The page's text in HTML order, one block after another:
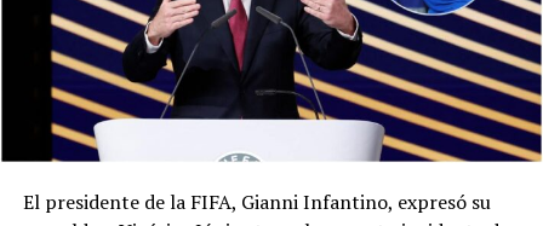
El presidente de la FIFA, Gianni Infantino, expresó su